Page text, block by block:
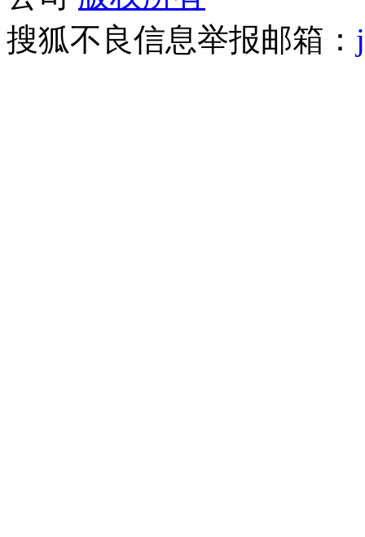
搜狐不良信息举报邮箱：